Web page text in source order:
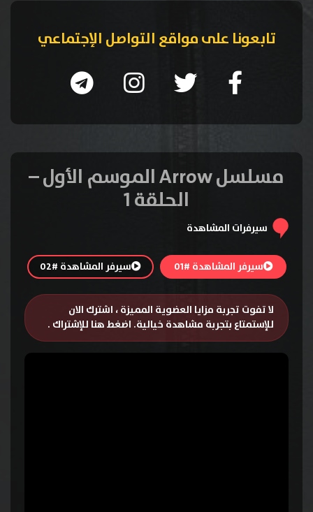
تابعونا على مواقع التواصل الإجتماعي
مسلسل Arrow الموسم الأول –
الحلقة 1
سيرفرات المشاهدة
سيرفر المشاهدة #01 سيرفر المشاهدة #02
لا تفوت تجربة مزايا العضوية المميزة ، اشترك الان
للإستمتاع بتجربة مشاهدة خيالية. اضغط هنا للإشتراك .